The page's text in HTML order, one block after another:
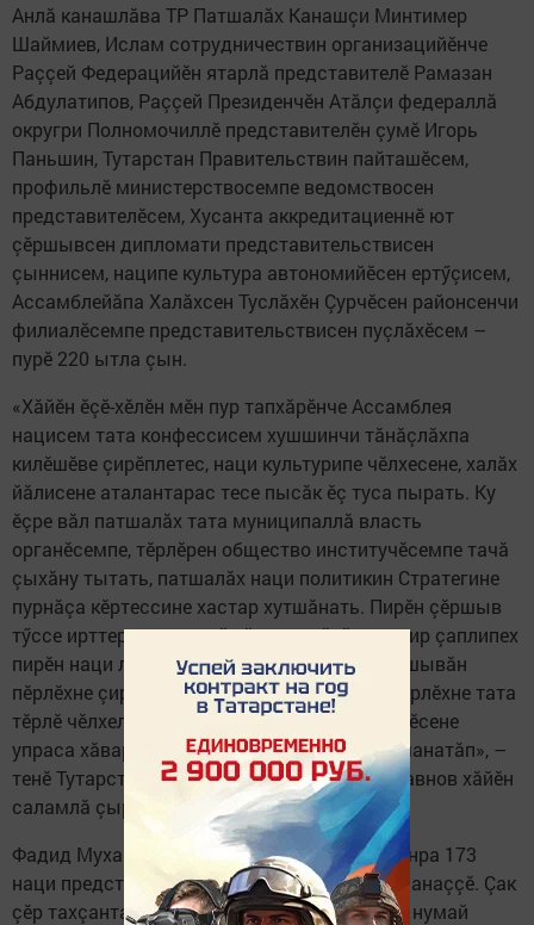
Анлă канашлăва ТР Патшалăх Канашçи Минтимер
Шаймиев, Ислам сотрудничествин организацийӗнче
Раççей Федерацийӗн ятарлă представителӗ Рамазан
Абдулатипов, Раççей Президенчӗн Атăлçи федераллă
округри Полномочиллӗ представителӗн çумӗ Игорь
Паньшин, Тутарстан Правительствин пайташӗсем,
профильлӗ министерствосемпе ведомствосен
представителӗсем, Хусанта аккредитациеннӗ ют
çӗршывсен дипломати представительствисен
çыннисем, наципе культура автономийӗсен ертӳçисем,
Ассамблейăпа Халăхсен Туслăхӗн Çурчӗсен районсенчи
филиалӗсемпе представительствисен пуçлăхӗсем –
пурӗ 220 ытла çын.
«Хăйӗн ӗçӗ-хӗлӗн мӗн пур тапхăрӗнче Ассамблея
нацисем тата конфессисем хушшинчи тăнăçлăхпа
килӗшӗве çирӗплетес, наци культурипе чӗлхесене, халăх
йăлисене аталантарас тесе пысăк ӗç туса пырать. Ку
ӗçре вăл патшалăх тата муниципаллă власть
органӗсемпе, тӗрлӗрен общество институчӗсемпе тачă
çыхăну тытать, патшалăх наци политикин Стратегине
пурнăçа кӗртессине хастар хутшăнать. Пирӗн çӗршыв
тӳссе ирттерекен çак çăмăл мар вăхăтра эпир çаплипех
пирӗн наци лидерӗн Владимир Путинăн çӗршывăн
пӗрлӗхне çирӗплетме, этнокультура хăййевӗрлӗхне тата
тӗрлӗ чӗлхелӗхне, йăлари ăс-хакăл хаклăлăхӗсене
упраса хăварма тӗлленӗ курсӗпе пырасса шанатăп», –
тенӗ Тутарстан Президенчӗ Рустам Миннихавнов хăйӗн
саламлă çырăвӗнче.
Фадид Мухаметшин сăмахӗсемпе, Тутарстанра 173
наци представителӗсем туслă пурăнса аталанаççӗ. Çак
çӗр тахçантанпа кӳршӗлле туслă пурăнакан нумай